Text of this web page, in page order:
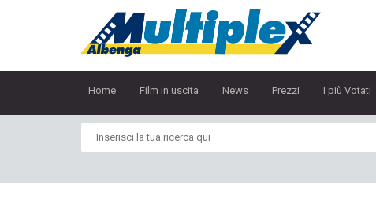
Home Film in uscita News Prezzi I più Votati